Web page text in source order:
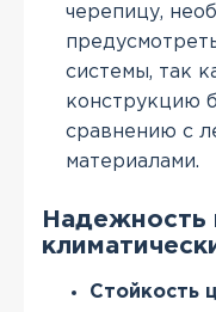
черепицу,
системы, так
конструкцию
сравнению с
материалами.
Надежность
Стойкость